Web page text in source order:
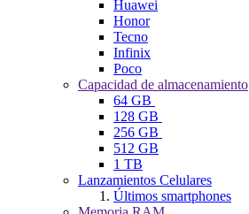
Huawei
Honor
Tecno
Infinix
Poco
Capacidad de almacenamiento
64 GB
128 GB
256 GB
512 GB
1 TB
Lanzamientos Celulares
Últimos smartphones